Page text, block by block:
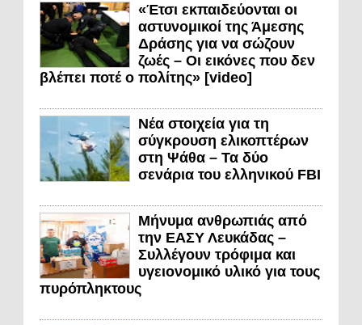
«Έτσι εκπαιδεύονται οι
αστυνομικοί της Άμεσης
Δράσης για να σώζουν
ζωές – Οι εικόνες που δεν
βλέπει ποτέ ο πολίτης» [video]
Νέα στοιχεία για τη
σύγκρουση ελικοπτέρων
στη Ψάθα – Τα δύο
σενάρια του ελληνικού FBI
Μήνυμα ανθρωπιάς από
την ΕΑΣΥ Λευκάδας –
Συλλέγουν τρόφιμα και
υγειονομικό υλικό για τους
πυρόπληκτους